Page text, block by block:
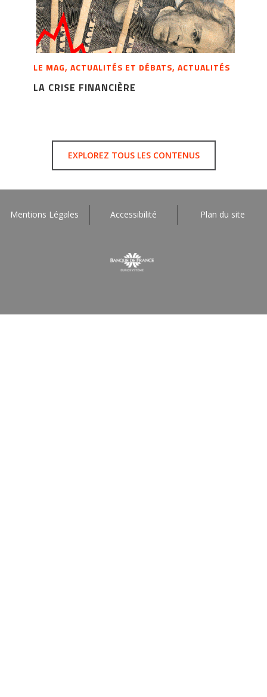
LE MAG, ACTUALITÉS ET DÉBATS, ACTUALITÉS
LA CRISE FINANCIÈRE
EXPLOREZ TOUS LES CONTENUS
Mentions Légales Accessibilité Plan du site